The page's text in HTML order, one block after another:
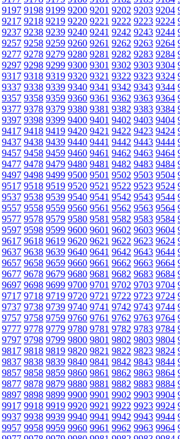
9197 9198 9199 9200 9201 9202 9203 9204
9217 9218 9219 9220 9221 9222 9223 9224
9237 9238 9239 9240 9241 9242 9243 9244
9257 9258 9259 9260 9261 9262 9263 9264
9277 9278 9279 9280 9281 9282 9283 9284
9297 9298 9299 9300 9301 9302 9303 9304
9317 9318 9319 9320 9321 9322 9323 9324
9337 9338 9339 9340 9341 9342 9343 9344
9357 9358 9359 9360 9361 9362 9363 9364
9377 9378 9379 9380 9381 9382 9383 9384
9397 9398 9399 9400 9401 9402 9403 9404
9417 9418 9419 9420 9421 9422 9423 9424
9437 9438 9439 9440 9441 9442 9443 9444
9457 9458 9459 9460 9461 9462 9463 9464
9477 9478 9479 9480 9481 9482 9483 9484
9497 9498 9499 9500 9501 9502 9503 9504
9517 9518 9519 9520 9521 9522 9523 9524
9537 9538 9539 9540 9541 9542 9543 9544
9557 9558 9559 9560 9561 9562 9563 9564
9577 9578 9579 9580 9581 9582 9583 9584
9597 9598 9599 9600 9601 9602 9603 9604
9617 9618 9619 9620 9621 9622 9623 9624
9637 9638 9639 9640 9641 9642 9643 9644
9657 9658 9659 9660 9661 9662 9663 9664
9677 9678 9679 9680 9681 9682 9683 9684
9697 9698 9699 9700 9701 9702 9703 9704
9717 9718 9719 9720 9721 9722 9723 9724
9737 9738 9739 9740 9741 9742 9743 9744
9757 9758 9759 9760 9761 9762 9763 9764
9777 9778 9779 9780 9781 9782 9783 9784
9797 9798 9799 9800 9801 9802 9803 9804
9817 9818 9819 9820 9821 9822 9823 9824
9837 9838 9839 9840 9841 9842 9843 9844
9857 9858 9859 9860 9861 9862 9863 9864
9877 9878 9879 9880 9881 9882 9883 9884
9897 9898 9899 9900 9901 9902 9903 9904
9917 9918 9919 9920 9921 9922 9923 9924
9937 9938 9939 9940 9941 9942 9943 9944
9957 9958 9959 9960 9961 9962 9963 9964